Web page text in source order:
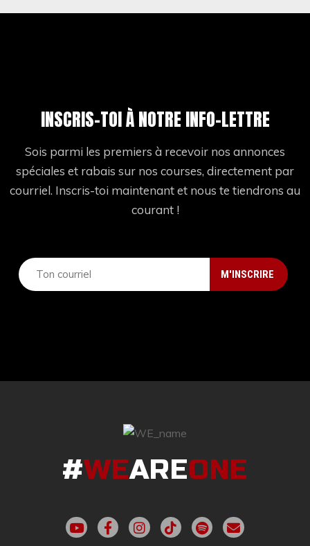
INSCRIS-TOI À NOTRE INFO-LETTRE
Sois parmi les premiers à recevoir nos annonces
spéciales et rabais sur nos courses, directement par
courriel. Inscris-toi maintenant et nous te tiendrons au
courant !
#WEAREONE